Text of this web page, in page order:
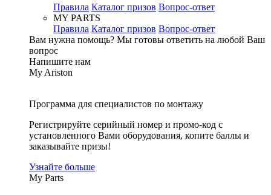
Правила Каталог призов Вопрос-ответ
MY PARTS
Правила Каталог призов Вопрос-ответ
Вам нужна помощь? Мы готовы ответить на любой Ваш
вопрос
Напишите нам
My Ariston
Программа для специалистов по монтажу
Регистрируйте серийный номер и промо-код с
установленного Вами оборудования, копите баллы и
заказывайте призы!
Узнайте больше
My Parts